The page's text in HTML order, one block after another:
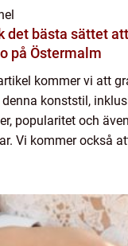
det bästa sättet
på Östermalm
kommer vi att
konststil,
popularitet och
Vi kommer också